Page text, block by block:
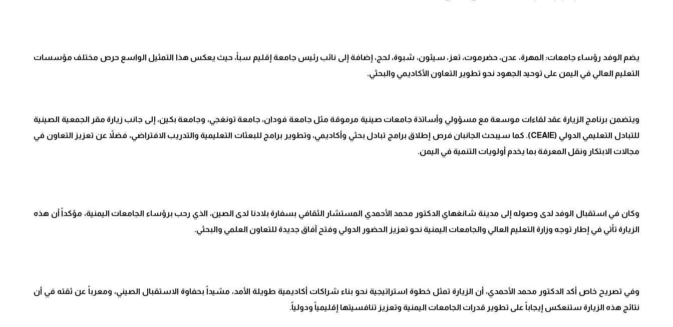
يضم الوفد رؤساء جامعات: المهرة، عدن، حضرموت، تعز، سيئون، شبوة، لحج، إضافة إلى نائب رئيس جامعة إقليم سبأ، حيث يعكس هذا التمثيل الواسع حرص مختلف مؤسسات
التعليم العالي في اليمن على توحيد الجهود نحو تطوير التعاون الأكاديمي والبحثي.
ويتضمن برنامج الزيارة عقد لقاءات موسعة مع مسؤولي وأساتذة جامعات صينية مرموقة مثل جامعة فودان، جامعة تونغجي، وجامعة بكين، إلى جانب زيارة مقر الجمعية الصينية
للتبادل التعليمي الدولي (CEAIE). كما سيبحث الجانبان فرص إطلاق برامج تبادل بحثي وأكاديمي، وتطوير برامج للبعثات التعليمية والتدريب الافتراضي، فضلاً عن تعزيز التعاون في
مجالات الابتكار ونقل المعرفة بما يخدم أولويات التنمية في اليمن.
وكان في استقبال الوفد لدى وصوله إلى مدينة شانغهاي الدكتور محمد الأحمدي المستشار الثقافي بسفارة بلادنا لدى الصين، الذي رحب برؤساء الجامعات اليمنية، مؤكداً أن هذه
الزيارة تأتي في إطار توجه وزارة التعليم العالي والجامعات اليمنية نحو تعزيز الحضور الدولي وفتح آفاق جديدة للتعاون العلمي والبحثي.
وفي تصريح خاص أكد الدكتور محمد الأحمدي، أن الزيارة تمثل خطوة استراتيجية نحو بناء شراكات أكاديمية طويلة الأمد، مشيداً بحفاوة الاستقبال الصيني، ومعرباً عن ثقته في أن
نتائج هذه الزيارة ستنعكس إيجاباً على تطوير قدرات الجامعات اليمنية وتعزيز تنافسيتها إقليمياً ودولياً.